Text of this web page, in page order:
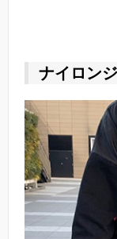
ナイロン